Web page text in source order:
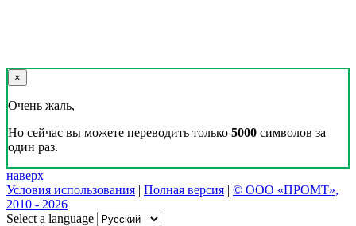
×
Очень жаль,
Но сейчас вы можете переводить только 5000 символов за
один раз.
наверх
Условия использования | Полная версия | © ООО «ПРОМТ»,
2010 - 2026
Select a language